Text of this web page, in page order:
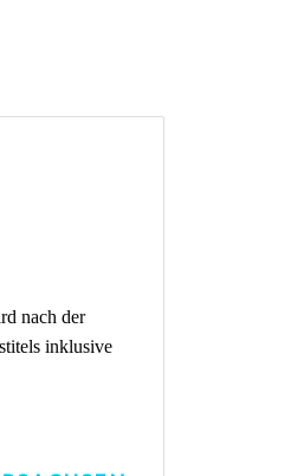
nach der
inklusive